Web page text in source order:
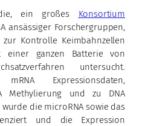
ein großes Konsortium
ansässiger Forschergruppen,
Kontrolle Keimbahnzellen
einer ganzen Batterie von
untersucht.
Expressionsdaten,
Methylierung und zu DNA
die microRNA sowie das
und die Expression